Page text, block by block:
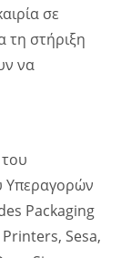
σε
τη στήριξη
να
Υπεραγορών
Packaging
Sesa,